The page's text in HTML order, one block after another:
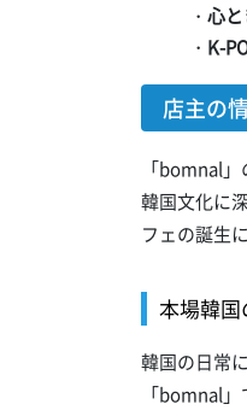
・ 心
・ K-
店主の
「bomnal
韓国文化に
フェの誕生
本場韓国
韓国の日常
「bomnal